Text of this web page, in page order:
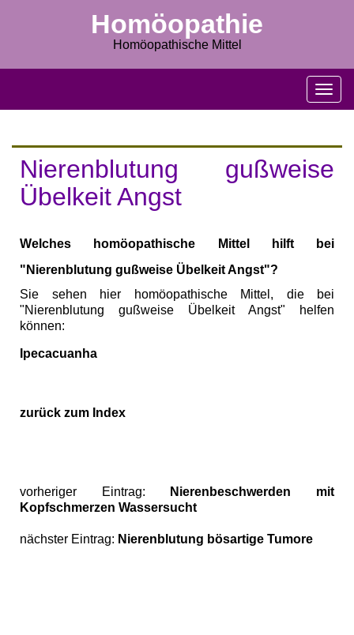
Homöopathie
Homöopathische Mittel
M
e
c
ß
Nierenblutung gußweise
Übelkeit Angst
Welches homöopathische Mittel hilft bei
"Nierenblutung gußweise Übelkeit Angst"?
Sie sehen hier homöopathische Mittel, die bei
"Nierenblutung gußweise Übelkeit Angst" helfen
können:
Ipecacuanha
zurück zum Index
vorheriger Eintrag:
Nierenbeschwerden mit
Kopfschmerzen Wassersucht
nächster Eintrag: Nierenblutung bösartige Tumore